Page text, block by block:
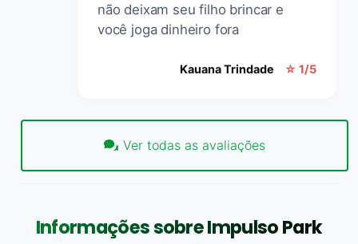
não deixam seu filho brincar e
você joga dinheiro fora
Kauana Trindade ☆ 1/5
Ver todas as avaliações
Informações sobre Impulso Park